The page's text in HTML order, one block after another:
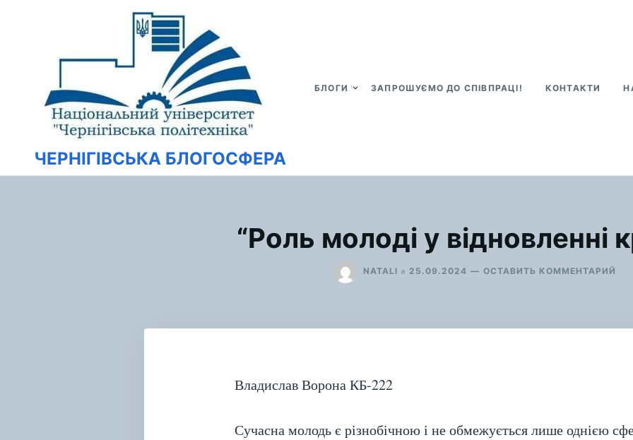
содержимому
ЧЕРНІГІВСЬКА БЛОГОСФЕРА
БЛОГИ ЗАПРОШУЄМО ДО СПІВПРАЦІ! КОНТАКТИ
“Роль молоді у відновленні
NATALI в 25.09.2024 ОСТАВИТЬ КОММЕНТАРИЙ
Владислав Ворона КБ-222
Сучасна молодь є різнобічною і не обмежується лише однією